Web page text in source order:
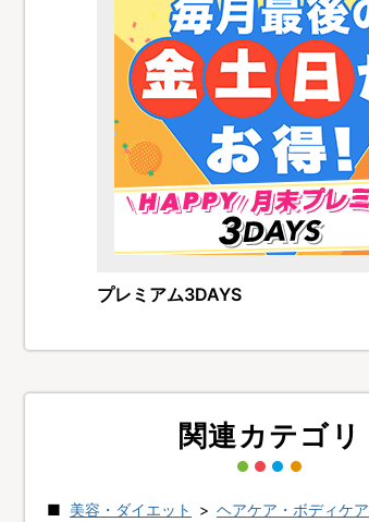
プレミアム3DAYS
関連カテゴリ
美容・ダイエット > ヘアケア・ボディケア